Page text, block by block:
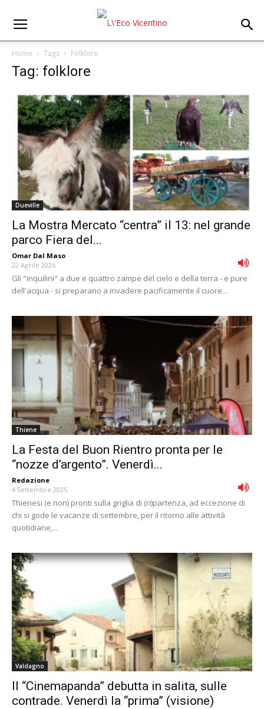
Home Tags Folklore
Tag: folklore
Dueville
La Mostra Mercato “centra” il 13: nel grande
parco Fiera del...
Omar Dal Maso -
22 Aprile 2026
Gli "inquilini" a due e quattro zampe del cielo e della terra - e pure
dell'acqua - si preparano a invadere pacificamente il cuore...
Thiene
La Festa del Buon Rientro pronta per le
“nozze d’argento”. Venerdì...
Redazione -
4 Settembre 2025
Thienesi (e non) pronti sulla griglia di (ri)partenza, ad eccezione di
chi si gode le vacanze di settembre, per il ritorno alle attività
quotidiane,...
Valdagno
Il “Cinemapanda” debutta in salita, sulle
contrade. Venerdì la “prima” (visione)